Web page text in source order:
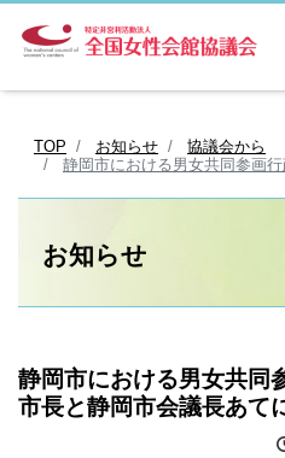
TOP お知らせ
協議会から
静岡市における男女共同参画行政について、静岡
お知らせ
静岡市における男女共同
市長と静岡市会議長あて